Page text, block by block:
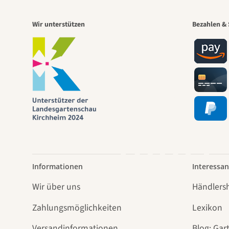
führt
Wir unterstützen Bezahlen
Informationen
Wir über uns
Zahlungsmöglichkeiten
Lexikon